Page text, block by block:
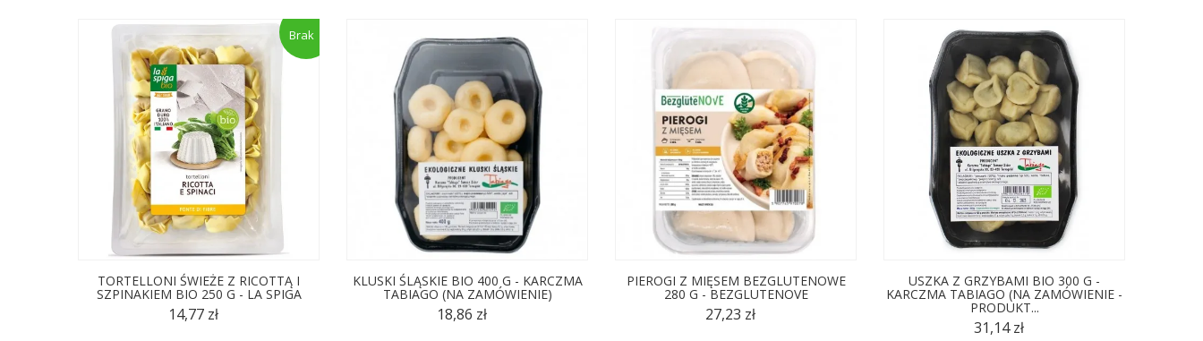
Brak
TORTELLONI ŚWIEŻE Z RICOTTĄ I
SZPINAKIEM BIO 250 G - LA SPIGA
14,77 zł
KLUSKI ŚLĄSKIE BIO 400 G - KARCZMA
TABIAGO (NA ZAMÓWIENIE)
18,86 zł
PIEROGI Z MIĘSEM BEZGLUTENOWE
280 G - BEZGLUTENOVE
27,23 zł
USZKA Z GRZYBAMI BIO 300 G -
KARCZMA TABIAGO (NA ZAMÓWIENIE -
PRODUKT...
31,14 zł